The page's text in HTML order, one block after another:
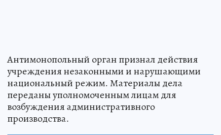
Антимонопольный орган признал действия
учреждения незаконными и нарушающими
национальный режим. Материалы дела
переданы уполномоченным лицам для
возбуждения административного
производства.